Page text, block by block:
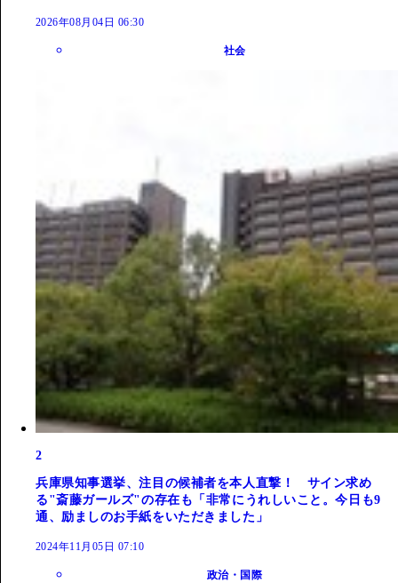
2026年08月04日 06:30
社会
2
兵庫県知事選挙、注目の候補者を本人直撃！ サイン求め
る"斎藤ガールズ"の存在も「非常にうれしいこと。今日も9
通、励ましのお手紙をいただきました」
2024年11月05日 07:10
政治・国際